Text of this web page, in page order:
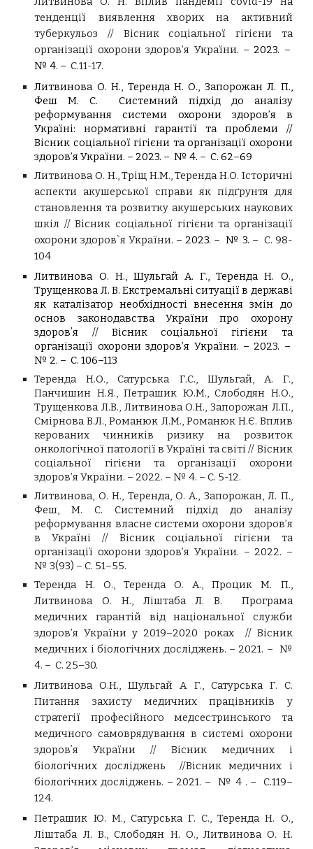
тенденції виявлення хворих на активний
туберкульоз // Вісник соціальної гігієни та
організації охорони здоров’я України. – 2023. –
№ 4. –С.11-17.
Литвинова О. Н., Теренда Н. О., Запорожан Л. П.,
Феш М. С. Системний підхід до аналізу
реформування системи охорони здоров’я в
Україні: нормативні гарантії та проблеми //
Вісник соціальної гігієни та організації охорони
здоров’я України. – 2023. – № 4. – С. 62–69
Литвинова О. Н., Тріщ Н.М., Теренда Н.О. Історичні
аспекти акушерської справи як підґрунтя для
становлення та розвитку акушерських наукових
шкіл // Вісник соціальної гігієни та організації
охорони здоров`я України. – 2023. – № 3. – С. 98-
104
Литвинова О. Н., Шульгай А. Г., Теренда Н. О.,
Трущенкова Л. В. Екстремальні ситуації в державі
як каталізатор необхідності внесення змін до
основ законодавства України про охорону
здоровʼя // Вісник соціальної гігієни та
організації охорони здоров’я України. – 2023. –
№ 2. – С. 106–113
Теренда Н.О., Сатурська Г.С., Шульгай, А. Г.,
Панчишин Н.Я., Петрашик Ю.М., Слободян Н.О.,
Трущенкова Л.В., Литвинова О.Н., Запорожан Л.П.,
Смірнова В.Л., Романюк Л.М., Романюк Н.Є. Вплив
керованих чинників ризику на розвиток
онкологічної патології в Україні та світі // Вісник
соціальної гігієни та організації охорони
здоров’я України. – 2022. – № 4. – С. 5-12.
Литвинова, О. Н., Теренда, О. А., Запорожан, Л. П.,
Феш, М. С. Системний підхід до аналізу
реформування власне системи охорони здоров’я
в Україні // Вісник соціальної гігієни та
організації охорони здоров’я України. – 2022. –
№ 3(93) – С. 51–55.
Теренда Н. О., Теренда О. А., Процик М. П.,
Литвинова О. Н., Ліштаба Л. В. Програма
медичних гарантій від національної служби
здоров’я України у 2019–2020 роках // Вісник
медичних і біологічних досліджень. – 2021. – №
4. – С. 25–30.
Литвинова О.Н., Шульгай А Г., Сатурська Г. С.
Питання захисту медичних працівників у
стратегії професійного медсестринського та
медичного самоврядування в системі охорони
здоровʼя України // Вісник медичних і
біологічних досліджень //Вісник медичних і
біологічних досліджень. – 2021. – № 4 . – С.119–
124.
Петрашик Ю. М., Сатурська Г. С., Теренда Н. О.,
Ліштаба Л. В., Слободян Н. О., Литвинова О. Н.